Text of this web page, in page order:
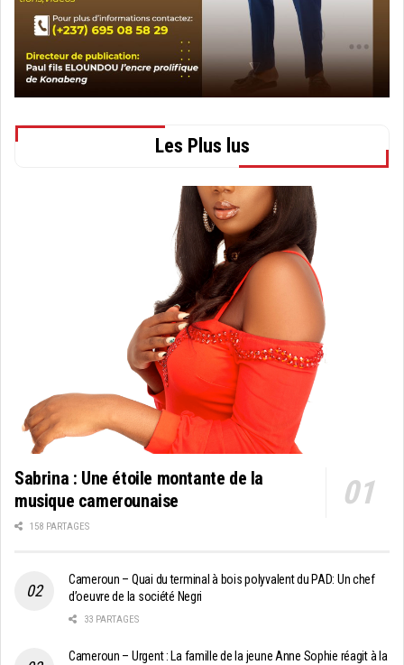
Les Plus lus
Sabrina : Une étoile montante de la
musique camerounaise
158 PARTAGES
Cameroun – Quai du terminal à bois polyvalent du PAD: Un chef
d’oeuvre de la société Negri
33 PARTAGES
Cameroun – Urgent : La famille de la jeune Anne Sophie réagit à la